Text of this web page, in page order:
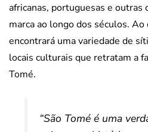
africanas, portuguesas e outras
marca ao longo dos séculos.
encontrará uma variedade de
locais culturais que retratam a
Tomé.
“São Tomé é uma